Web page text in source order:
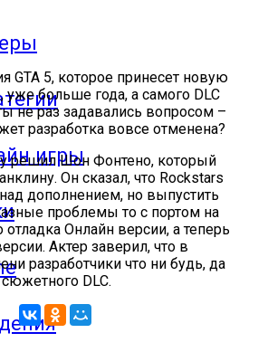
игры
GTA 5, которое принесет новую
больше года, а самого DLC
не раз задавались вопросом –
разработка вовсе отменена?
решил Шон Фонтено, который
Он сказал, что Rockstars
дополнением, но выпустить
проблемы то с портом на
Онлайн версии, а теперь
Актер заверил, что в
разработчики что ни будь, да
DLC.